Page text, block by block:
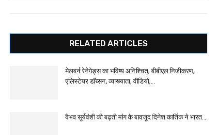
RELATED ARTICLES
मेलबर्न रेनेगेड्स का भविष्य अनिश्चित, बीबीएल निजीकरण,
एलिस्टेयर डॉब्सन, व्याख्याता, वीडियो,...
वैभव सूर्यवंशी की बढ़ती मांग के बावजूद दिनेश कार्तिक ने भारत...